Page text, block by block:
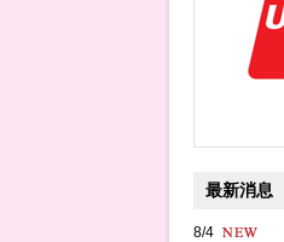
最新消息
8/4